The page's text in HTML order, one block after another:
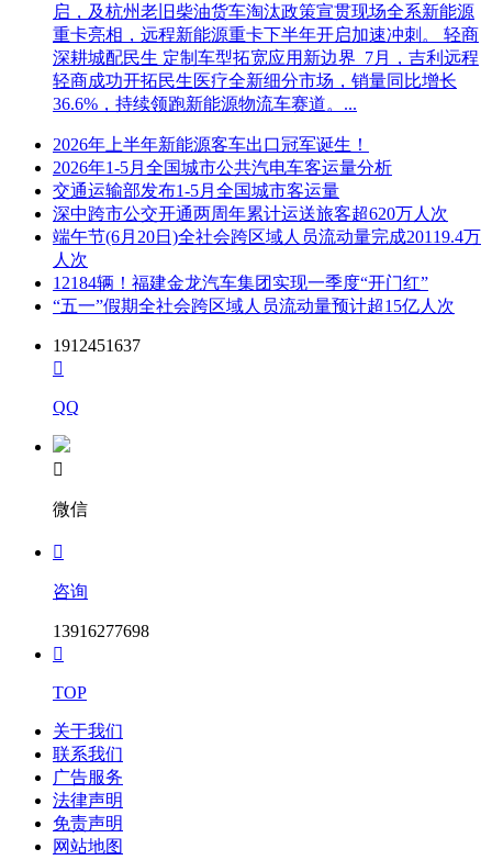
启，及杭州老旧柴油货车淘汰政策宣贯现场全系新能源
重卡亮相，远程新能源重卡下半年开启加速冲刺。 轻商
深耕城配民生 定制车型拓宽应用新边界 7月，吉利远程
轻商成功开拓民生医疗全新细分市场，销量同比增长
36.6%，持续领跑新能源物流车赛道。...
2026年上半年新能源客车出口冠军诞生！
2026年1-5月全国城市公共汽电车客运量分析
交通运输部发布1-5月全国城市客运量
深中跨市公交开通两周年累计运送旅客超620万人次
端午节(6月20日)全社会跨区域人员流动量完成20119.4万
人次
12184辆！福建金龙汽车集团实现一季度“开门红”
“五一”假期全社会跨区域人员流动量预计超15亿人次
1912451637

QQ

微信

咨询
13916277698

TOP
关于我们
联系我们
广告服务
法律声明
免责声明
网站地图